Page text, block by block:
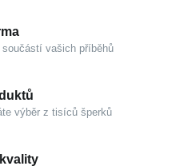
módy.
Tradiční a prestižní materiál
vašich příběhů
výběr z tisíců šperků